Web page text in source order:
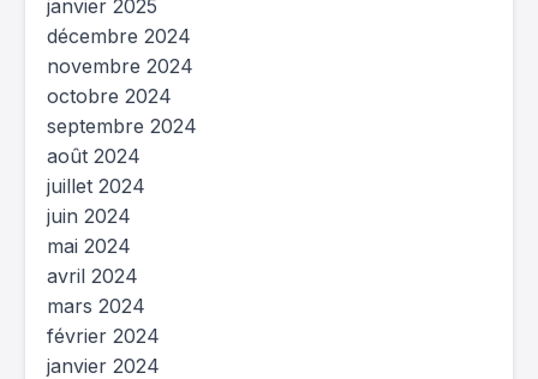
janvier 2025
décembre 2024
novembre 2024
octobre 2024
septembre 2024
août 2024
juillet 2024
juin 2024
mai 2024
avril 2024
mars 2024
février 2024
janvier 2024